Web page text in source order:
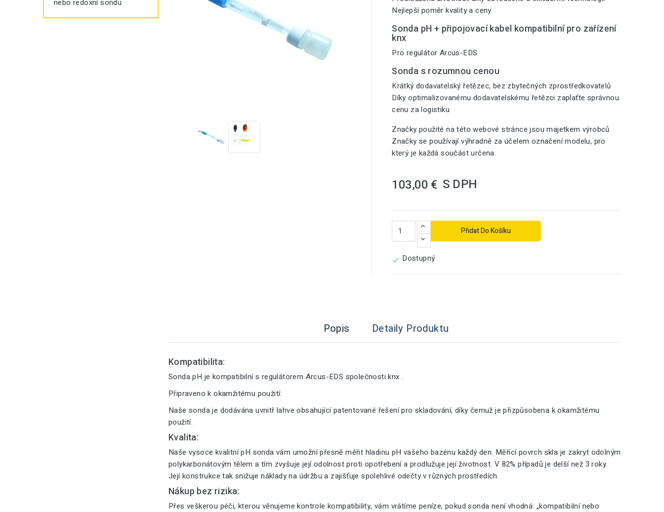
nebo redoxní sondu
Nejlepší poměr kvality a ceny
Sonda pH + připojovací kabel kompatibilní pro zařízení
knx
Pro regulátor Arcus-EDS
Sonda s rozumnou cenou
Krátký dodavatelský řetězec, bez zbytečných zprostředkovatelů
Díky optimalizovanému dodavatelskému řetězci zaplaťte správnou
cenu za logistiku
Značky použité na této webové stránce jsou majetkem výrobců.
Značky se používají výhradně za účelem označení modelu, pro
který je každá součást určena.
103,00 € S DPH
Přidat Do Košíku
 Dostupný
Popis Detaily Produktu
Kompatibilita:
Sonda pH je kompatibilní s regulátorem Arcus-EDS společnosti knx .
Připraveno k okamžitému použití:
Naše sonda je dodávána uvnitř lahve obsahující patentované řešení pro skladování, díky čemuž je přizpůsobena k okamžitému
použití.
Kvalita:
Naše vysoce kvalitní pH sonda vám umožní přesně měřit hladinu pH vašeho bazénu každý den. Měřící povrch skla je zakryt odolným
polykarbonátovým tělem a tím zvyšuje její odolnost proti opotřebení a prodlužuje její životnost. V 82% případů je delší než 3 roky.
Její konstrukce tak snižuje náklady na údržbu a zajišťuje spolehlivé odečty v různých prostředích.
Nákup bez rizika:
Přes veškerou péči, kterou věnujeme kontrole kompatibility, vám vrátíme peníze, pokud sonda není vhodná: „kompatibilní nebo